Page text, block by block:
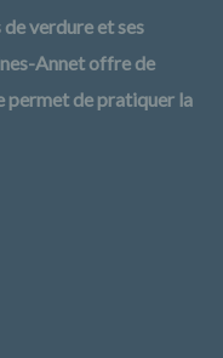
de verdure et ses
Annet offre de
permet de pratiquer la